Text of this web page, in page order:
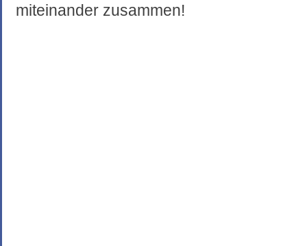
miteinander zusammen!